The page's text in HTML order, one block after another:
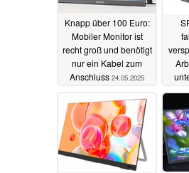
Knapp über 100 Euro:
Mobiler Monitor ist
recht groß und benötigt
nur ein Kabel zum
Anschluss 24.05.2025